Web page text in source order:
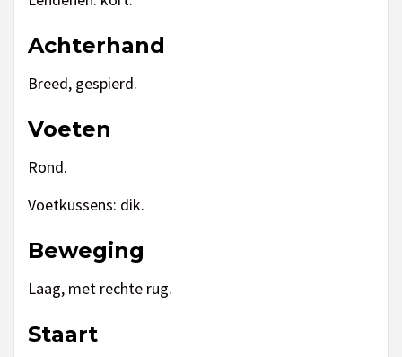
Achterhand
Breed, gespierd.
Voeten
Rond.
Voetkussens: dik.
Beweging
Laag, met rechte rug.
Staart